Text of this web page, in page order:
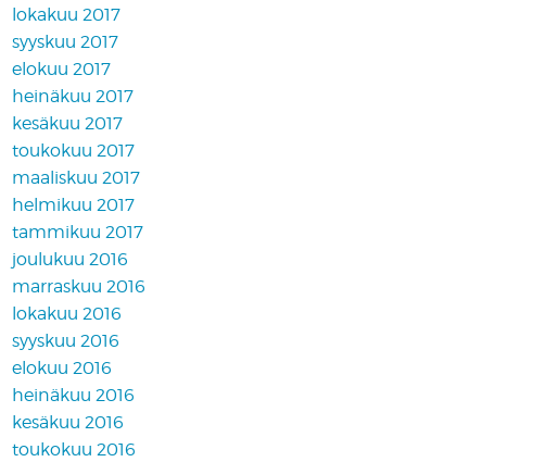
lokakuu 2017
syyskuu 2017
elokuu 2017
heinäkuu 2017
kesäkuu 2017
toukokuu 2017
maaliskuu 2017
helmikuu 2017
tammikuu 2017
joulukuu 2016
marraskuu 2016
lokakuu 2016
syyskuu 2016
elokuu 2016
heinäkuu 2016
kesäkuu 2016
toukokuu 2016